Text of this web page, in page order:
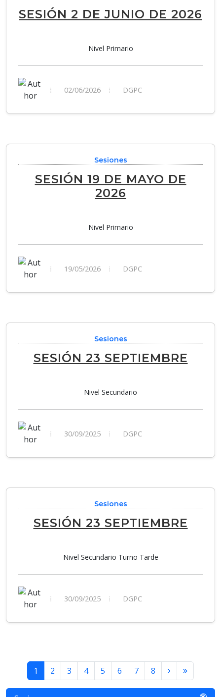
SESIÓN 2 DE JUNIO DE 2026
Nivel Primario
02/06/2026 DGPC
Sesiones
SESIÓN 19 DE MAYO DE
2026
Nivel Primario
19/05/2026 DGPC
Sesiones
SESIÓN 23 SEPTIEMBRE
Nivel Secundario
30/09/2025 DGPC
Sesiones
SESIÓN 23 SEPTIEMBRE
Nivel Secundario Turno Tarde
30/09/2025 DGPC
1 2 3 4 5 6 7 8